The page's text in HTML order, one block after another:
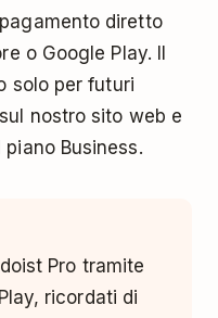
diretto
o Google Play. Il
solo per futuri
nostro sito web e
Business.
Pro tramite
ricordati di